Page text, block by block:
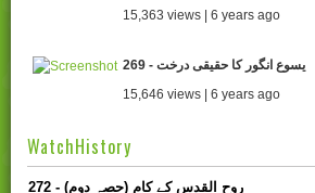
15,363 views | 6 years ago
269 - یسوع انگور کا حقیقی درخت
15,646 views | 6 years ago
WatchHistory
272 - روح القدس کے کام (حصہ دوم)